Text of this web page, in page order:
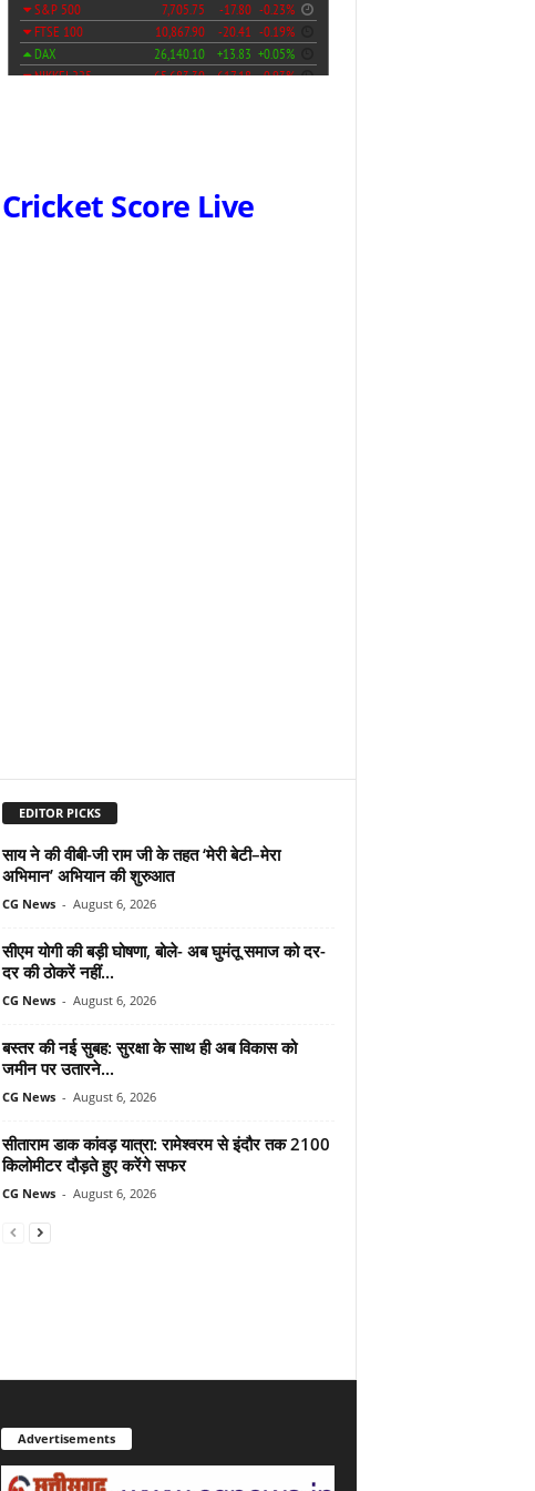
Cricket Score Live
EDITOR PICKS
साय ने की वीबी-जी राम जी के तहत ‘मेरी बेटी–मेरा
अभिमान’ अभियान की शुरुआत
CG News - August 6, 2026
सीएम योगी की बड़ी घोषणा, बोले- अब घुमंतू समाज को दर-
दर की ठोकरें नहीं...
CG News - August 6, 2026
बस्तर की नई सुबह: सुरक्षा के साथ ही अब विकास को
जमीन पर उतारने...
CG News - August 6, 2026
सीताराम डाक कांवड़ यात्रा: रामेश्वरम से इंदौर तक 2100
किलोमीटर दौड़ते हुए करेंगे सफर
CG News - August 6, 2026
Advertisements